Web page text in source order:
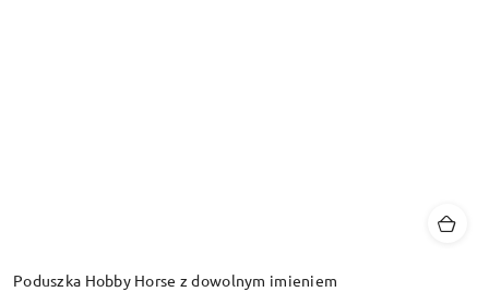
Poduszka Hobby Horse z dowolnym imieniem